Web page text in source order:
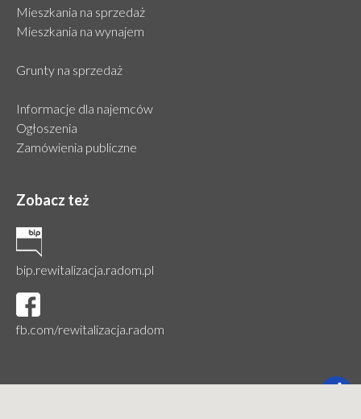
Mieszkania na sprzedaż
Mieszkania na wynajem
Grunty na sprzedaż
Informacje dla najemców
Ogłoszenia
Zamówienia publiczne
Zobacz też
bip.rewitalizacja.radom.pl
fb.com/rewitalizacja.radom